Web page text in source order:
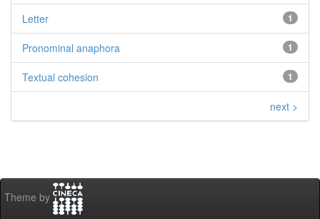
1
Letter
1
Pronominal anaphora
1
Textual cohesion
next >
Theme by